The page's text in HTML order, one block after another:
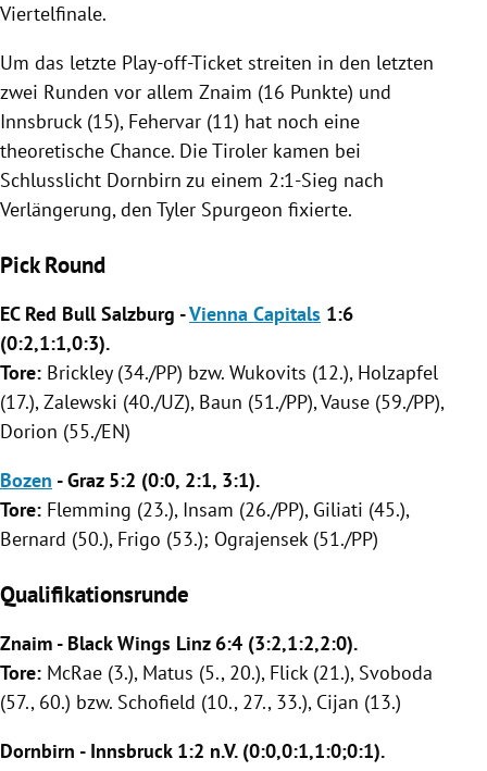
Viertelfinale.
Um das letzte Play-off-Ticket streiten in den letzten
zwei Runden vor allem Znaim (16 Punkte) und
Innsbruck(15), Fehervar (11) hat noch eine
theoretische Chance. Die Tiroler kamen bei
Schlusslicht Dornbirn zu einem 2:1-Sieg nach
Verlängerung, den Tyler Spurgeon fixierte.
Pick Round
EC Red Bull Salzburg -Vienna Capitals 1:6
(0:2,1:1,0:3).
Tore: Brickley (34./PP) bzw. Wukovits (12.), Holzapfel
(17.), Zalewski (40./UZ), Baun (51./PP), Vause (59./PP),
Dorion (55./EN)
Bozen -Graz5:2 (0:0, 2:1, 3:1).
Tore: Flemming (23.), Insam (26./PP), Giliati (45.),
Bernard (50.), Frigo (53.); Ograjensek (51./PP)
Qualifikationsrunde
Znaim - Black Wings Linz6:4 (3:2,1:2,2:0).
Tore: McRae (3.), Matus (5., 20.), Flick (21.), Svoboda
(57., 60.) bzw. Schofield (10., 27., 33.), Cijan (13.)
Dornbirn - Innsbruck1:2 n.V. (0:0,0:1,1:0;0:1).